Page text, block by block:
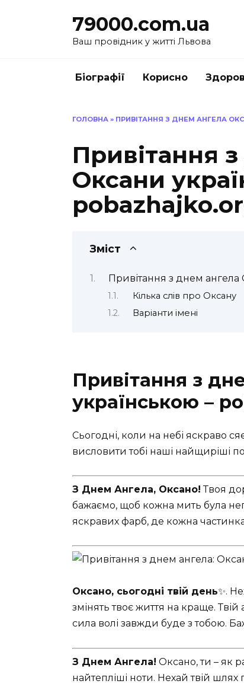
79000.com.ua
Ваш провідник у житті Львова
Біографії Корисно
ГОЛОВНА » ПРИВІТАННЯ З ДНЕМ АНГЕЛА
Привітання
Оксани
Зміст
Привітання з днем
Кілька слів про Оксану
Варіанти імені
Привітання з
українською –
Сьогодні, коли на небі яскраво
висловити тобі наші найщиріші
З Днем Ангела, Оксано! Твоя
бажаємо, щоб кожна мить була
яскравих фарб, де кожна
Оксано, сьогодні твій день✨.
змінять твоє життя на краще.
сила волі завжди буде з тобою.
З Днем Ангела! Оксано, ти – як
найтепліші ноти. Нехай твій шлях